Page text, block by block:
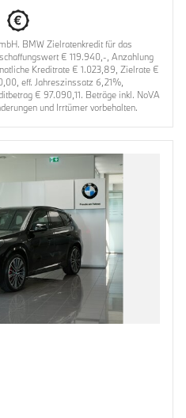
BMW Zielratenkredit für das
€ 119.940,-, Anzahlung
Kreditrate € 1.023,89, Zielrate €
eff. Jahreszinssatz 6,21%,
€ 97.090,11. Beträge inkl. NoVA
und Irrtümer vorbehalten.